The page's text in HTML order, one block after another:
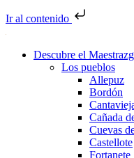
Ir al contenido
Descubre el
Los pueblos
Allepuz
Bordón
Cañada
Cuevas
Castellote
Fortanete